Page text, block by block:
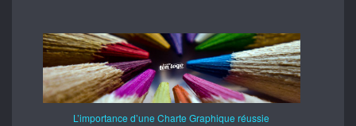
L’importance d’une Charte Graphique réussie